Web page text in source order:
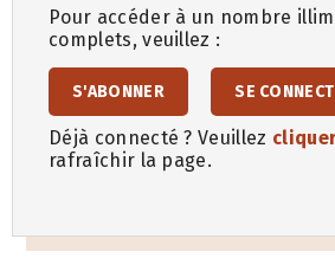
Pour accéder à un nombre
complets, veuillez :
S'ABONNER SE
Déjà connecté ? Veuillez
rafraîchir la page.